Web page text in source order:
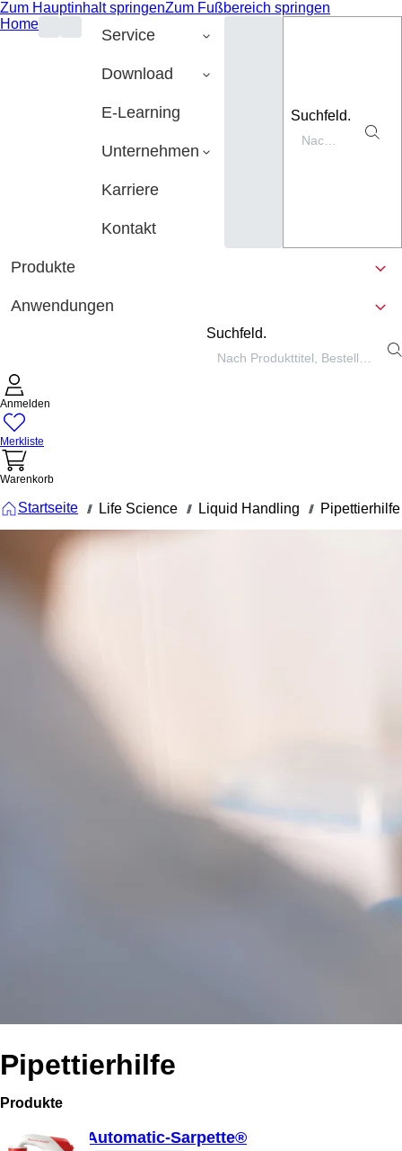
Zum Hauptinhalt springenZum Fußbereich springen
Home
Service
Download
E-Learning
Unternehmen
Karriere
Kontakt
Suchfeld.
Produkte
Anwendungen
Suchfeld.
Anmelden
Merkliste
Warenkorb
Startseite /// Life Science /// Liquid Handling /// Pipettierhilfe
Pipettierhilfe
Produkte
Automatic-Sarpette®